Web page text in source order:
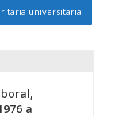
universitaria
a